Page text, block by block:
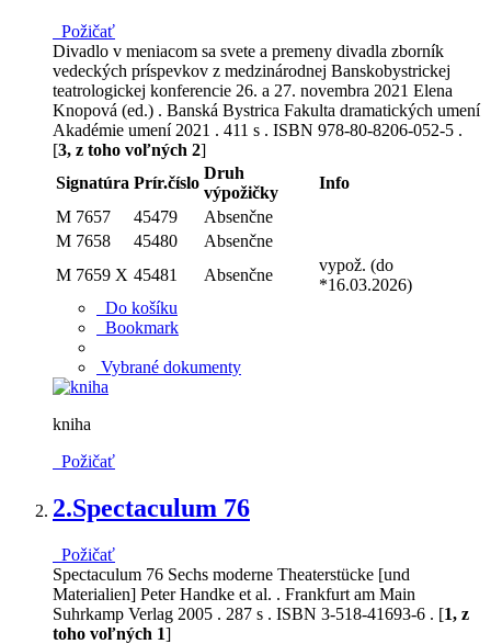
Požičať
Divadlo v meniacom sa svete a premeny divadla zborník
vedeckých príspevkov z medzinárodnej Banskobystrickej
teatrologickej konferencie 26. a 27. novembra 2021 Elena
Knopová (ed.) . Banská Bystrica Fakulta dramatických umení
Akadémie umení 2021 . 411 s . ISBN 978-80-8206-052-5 .
[3, z toho voľných 2]
Signatúra Prír.číslo
Druh
výpožičky
Info
M 7657
45479
Absenčne
M 7658
45480
Absenčne
M 7659 X 45481 Absenčne
vypož. (do
*16.03.2026)
Do košíku
Bookmark
Vybrané dokumenty
kniha
Požičať
2.Spectaculum 76
Požičať
Spectaculum 76 Sechs moderne Theaterstücke [und
Materialien] Peter Handke et al. . Frankfurt am Main
Suhrkamp Verlag 2005 . 287 s . ISBN 3-518-41693-6 . [1, z
toho voľných 1]